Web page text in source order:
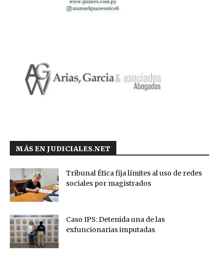
MÁS EN JUDICIALES.NET
Tribunal Ética fija límites al uso de redes
sociales por magistrados
Caso IPS: Detenida una de las
exfuncionarias imputadas